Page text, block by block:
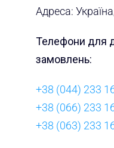
Адреса:
Телефони для
замовлень:
+38 (044) 233
+38 (066) 233
+38 (063) 233